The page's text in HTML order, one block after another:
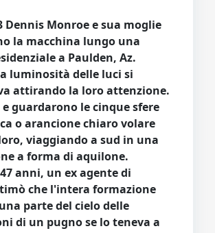
Dennis Monroe e sua moglie
la macchina lungo una
a Paulden, Az.
luminosità delle luci si
attirando la loro attenzione.
guardarono le cinque sfere
o arancione chiaro volare
viaggiando a sud in una
a forma di aquilone.
anni, un ex agente di
che l'intera formazione
parte del cielo delle
di un pugno se lo teneva a